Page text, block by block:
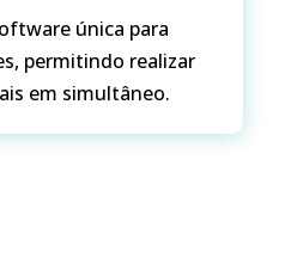
única para
permitindo realizar
em simultâneo.